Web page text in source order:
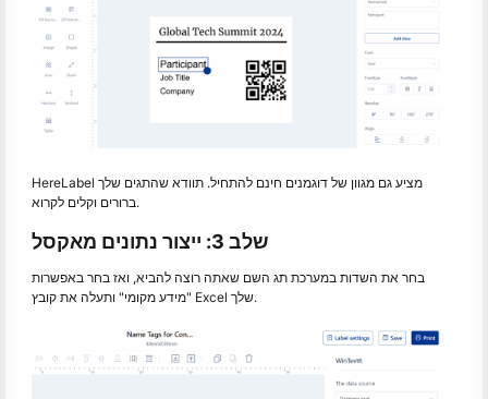
HereLabel מציע גם מגוון של דוגמנים חינם להתחיל. תוודא שהתגים שלך
ברורים וקלים לקרוא.
שלב 3: ייצור נתונים מאקסל
בחר את השדות במערכת תג השם שאתה רוצה להביא, ואז בחר באפשרות
"מידע מקומי" ותעלה את קובץ Excel שלך.